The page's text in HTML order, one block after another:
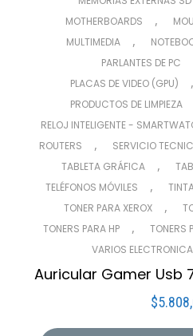
MOTHERBOARDS ,
MULTIMEDIA ,
PARLANTES DE PC
PLACAS DE VIDEO (GPU) ,
PRODUCTOS DE LIMPIEZA
RELOJ INTELIGENTE -
ROUTERS , SERVICIO
TABLETA GRÁFICA ,
TELÉFONOS MÓVILES ,
TONER PARA XEROX ,
TONERS PARA HP , TONERS
VARIOS ELECTRONICA
Auricular Gamer Usb
$